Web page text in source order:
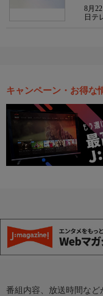
8月
日テ
キャンペーン・お得な
番組内容、放送時間な